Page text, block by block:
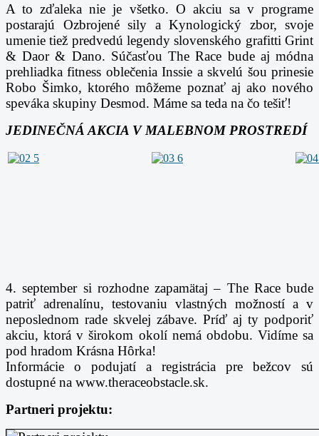
A to zďaleka nie je všetko. O akciu sa v programe
postarajú Ozbrojené sily a Kynologický zbor, svoje
umenie tiež predvedú legendy slovenského grafitti Grint
& Daor & Dano. Súčasťou The Race bude aj módna
prehliadka fitness oblečenia Inssie a skvelú šou prinesie
Robo Šimko, ktorého môžeme poznať aj ako nového
speváka skupiny Desmod. Máme sa teda na čo tešiť!
JEDINEČNÁ AKCIA V MALEBNOM PROSTREDÍ
4. september si rozhodne zapamätaj – The Race bude
patriť adrenalínu, testovaniu vlastných možností a v
neposlednom rade skvelej zábave. Príď aj ty podporiť
akciu, ktorá v širokom okolí nemá obdobu. Vidíme sa
pod hradom Krásna Hôrka!
Informácie o podujatí a registrácia pre bežcov sú
dostupné na www.theraceobstacle.sk.
Partneri projektu: